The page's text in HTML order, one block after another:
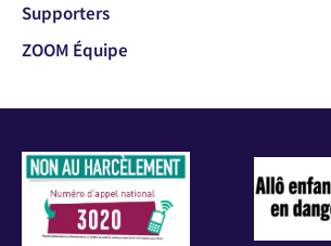
Supporters
ZOOM Équipe